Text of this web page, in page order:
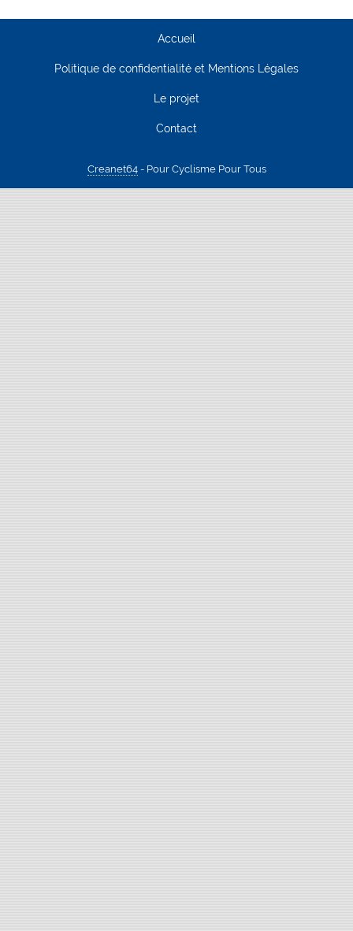
Accueil
Politique de confidentialité et Mentions Légales
Le projet
Contact
Creanet64- Pour Cyclisme Pour Tous